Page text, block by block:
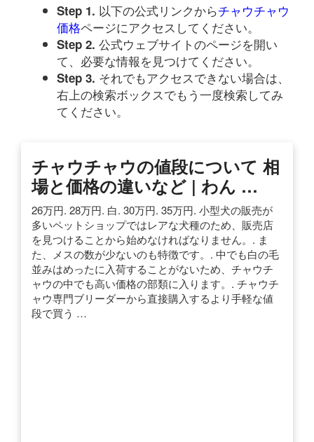
Step 1. 以下の公式リンクからチャウチャウ
価格ページにアクセスしてください。
Step 2. 公式ウェブサイトのページを開い
て、必要な情報を見つけてください。
Step 3. それでもアクセスできない場合は、
右上の検索ボックスでもう一度検索してみ
てください。
チャウチャウの値段について 相
場と価格の違いなど | わん …
26万円. 28万円. 白. 30万円. 35万円. 小型犬の販売が
多いペットショップではレアな犬種のため、販売店
を見つけることから始めなければなりません。. ま
た、メスの数が少ないのも特徴です。. 中でも白の毛
並みはめったに入荷することがないため、チャウチ
ャウの中でも高い価格の部類に入ります。. チャウチ
ャウ専門ブリーダーから直接購入するより手軽な値
段で買う …